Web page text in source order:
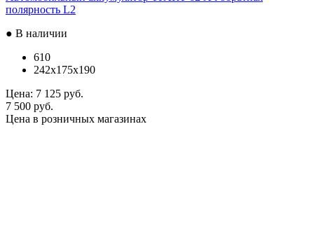
полярность L2
● В наличии
610
242x175x190
Цена: 7 125 руб.
7 500 руб.
Цена в розничных магазинах